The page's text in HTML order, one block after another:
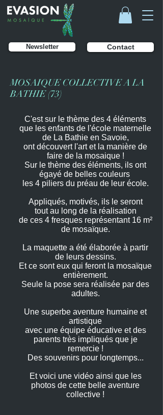
Contact
Newsletter
MOSAIQUE COLLECTIVE A LA
BATHIE (73)
C'est sur le thème des 4 éléments
que les enfants de l'école maternelle
de La Bathie en Savoie,
ont découvert l'art et la manière de
faire de la mosaique !
Sur le thème des éléments, ils ont
égayé de belles couleurs
les 4 piliers du préau de leur école.
Appliqués, motivés, ils le seront
tout au long de la réalisation
de ces 4 fresques représentant 16 m²
de mosaïque.
La maquette a été élaborée à partir
de leurs dessins.
Et ce sont eux qui feront la mosaïque
entièrement.
Seule la pose sera réalisée par des
adultes.
Une superbe aventure humaine et
artistique
avec une équipe éducative et des
parents très impliqués que je
remercie !
Des souvenirs pour longtemps...
Et voici une vidéo ainsi que les
photos de cette belle aventure
collective !